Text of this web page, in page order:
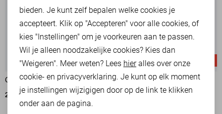
-60%
ONLY BLAZER
24,00 59,99
ONLY BLAZER
30,00 59,99
bieden. Je kunt zelf bepalen welke cookies je
accepteert. Klik op "Accepteren" voor alle cookies, of
kies "Instellingen" om je voorkeuren aan te passen.
Wil je alleen noodzakelijke cookies? Kies dan
"Weigeren". Meer weten? Lees hieralles over onze
cookie- en privacyverklaring. Je kunt op elk moment
je instellingen wijzigigen door op de link te klikken
onder aan de pagina.